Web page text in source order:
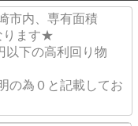
市内、専有面積
ります★
以下の高利回り物
の為０と記載してお